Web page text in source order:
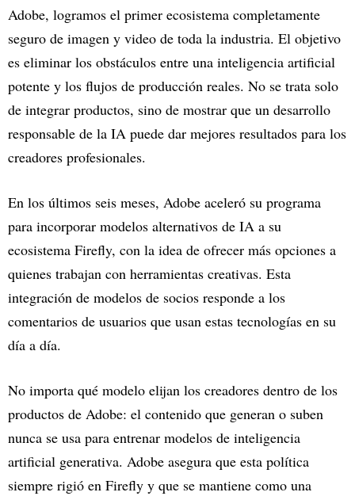
Adobe, logramos el primer ecosistema completamente
seguro de imagen y video de toda la industria. El objetivo
es eliminar los obstáculos entre una inteligencia artificial
potente y los flujos de producción reales. No se trata solo
de integrar productos, sino de mostrar que un desarrollo
responsable de la IA puede dar mejores resultados para los
creadores profesionales.
En los últimos seis meses, Adobe aceleró su programa
para incorporar modelos alternativos de IA a su
ecosistema Firefly, con la idea de ofrecer más opciones a
quienes trabajan con herramientas creativas. Esta
integración de modelos de socios responde a los
comentarios de usuarios que usan estas tecnologías en su
día a día.
No importa qué modelo elijan los creadores dentro de los
productos de Adobe: el contenido que generan o suben
nunca se usa para entrenar modelos de inteligencia
artificial generativa. Adobe asegura que esta política
siempre rigió en Firefly y que se mantiene como una